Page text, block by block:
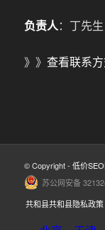
负责人：丁先生
》》 查看联系
© Copyright - 低价
苏公网安备
共和县共和县隐私政策